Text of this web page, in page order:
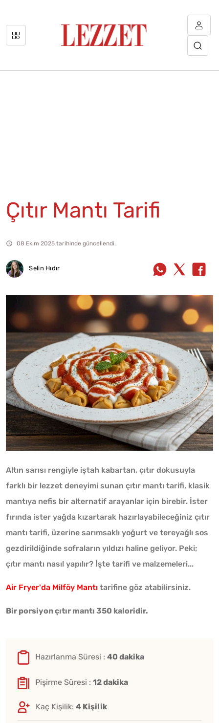
Çıtır Mantı Tarifi
08 Ekim 2025 tarihinde güncellendi.
Selin Hıdır
Altın sarısı rengiyle iştah kabartan, çıtır dokusuyla
farklı bir lezzet deneyimi sunan çıtır mantı tarifi, klasik
mantıya nefis bir alternatif arayanlar için birebir. İster
fırında ister yağda kızartarak hazırlayabileceğiniz çıtır
mantı tarifi, üzerine sarımsaklı yoğurt ve tereyağlı sos
gezdirildiğinde sofraların yıldızı haline geliyor. Peki;
çıtır mantı nasıl yapılır? İşte tarifi ve malzemeleri...
Air Fryer'da Milföy Mantı tarifine göz atabilirsiniz.
Bir porsiyon çıtır mantı 350 kaloridir.
Hazırlanma Süresi : 40 dakika
Pişirme Süresi : 12 dakika
Kaç Kişilik: 4 Kişilik